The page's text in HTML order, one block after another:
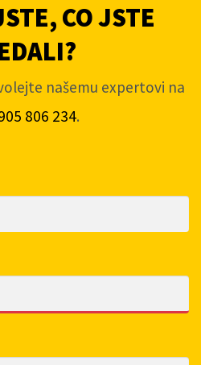
CO JSTE
našemu expertovi na
806 234.